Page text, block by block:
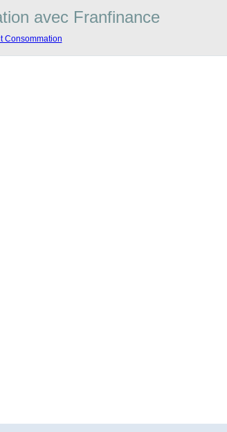
avec Franfinance